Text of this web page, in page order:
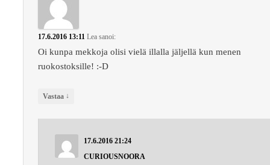
17.6.2016 13:11 Lea sanoi:
Oi kunpa mekkoja olisi vielä illalla jäljellä kun menen
ruokostoksille! :-D
Vastaa ↓
17.6.2016 21:24
CURIOUSNOORA